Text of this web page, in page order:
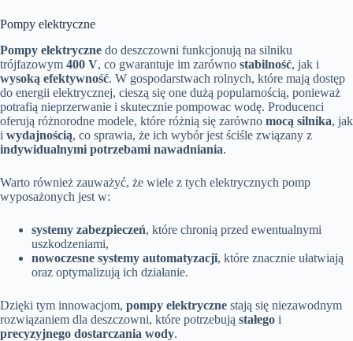
Pompy elektryczne
Pompy elektryczne do deszczowni funkcjonują na silniku
trójfazowym 400 V, co gwarantuje im zarówno stabilność, jak i
wysoką efektywność. W gospodarstwach rolnych, które mają dostęp
do energii elektrycznej, cieszą się one dużą popularnością, ponieważ
potrafią nieprzerwanie i skutecznie pompowac wodę. Producenci
oferują różnorodne modele, które różnią się zarówno mocą silnika, jak
i wydajnością, co sprawia, że ich wybór jest ściśle związany z
indywidualnymi potrzebami nawadniania.
Warto również zauważyć, że wiele z tych elektrycznych pomp
wyposażonych jest w:
systemy zabezpieczeń, które chronią przed ewentualnymi
uszkodzeniami,
nowoczesne systemy automatyzacji, które znacznie ułatwiają
oraz optymalizują ich działanie.
Dzięki tym innowacjom, pompy elektryczne stają się niezawodnym
rozwiązaniem dla deszczowni, które potrzebują stałego i
precyzyjnego dostarczania wody.